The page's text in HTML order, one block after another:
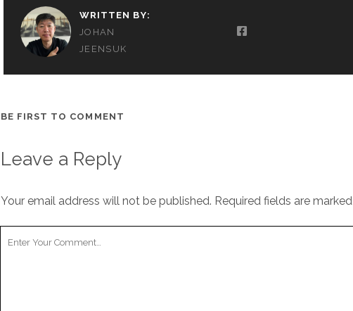
WRITTEN BY:
JOHAN
JEENSUK
BE FIRST TO COMMENT
Leave a Reply
Your email address will not be published. Required fields are marked